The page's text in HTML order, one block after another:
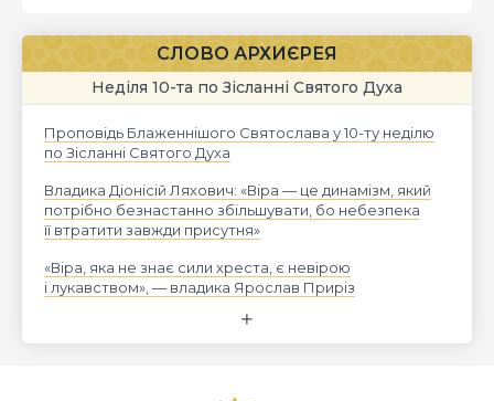
СЛОВО АРХИЄРЕЯ
Неділя 10-та по Зісланні Святого Духа
Проповідь Блаженнішого Святослава у 10-ту неділю
по Зісланні Святого Духа
Владика Діонісій Ляхович: «Віра — це динамізм, який
потрібно безнастанно збільшувати, бо небезпека
її втратити завжди присутня»
«Віра, яка не знає сили хреста, є невірою
і лукавством», — владика Ярослав Приріз